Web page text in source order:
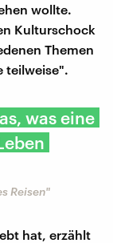
wollte.
Kulturschock
Themen
teilweise".
was eine
Reisen"
hat, erzählt